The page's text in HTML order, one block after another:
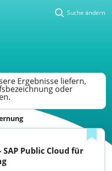
Suche ändern
Ergebnisse liefern,
oder
Public Cloud für